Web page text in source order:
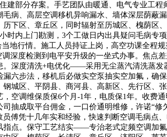
建部分存案。手艺团队由暖通、电气专业工
病、高层空调移机异响漏水、墙体深层荫
下区、章丘区，同时辐射至历城区、槐荫区
时内上门勘测，3个工做日内出具疑问毛病
地行情。施工人员持证上岗，高空功课全程
深度检测到电平安升级的一坐式办事。焦
深度清洗+电优化——采用无尘蒸汽清洗蒸
六步法，移机后必做实空泵抽实空加氟，确
城区、平阴县、商河县、高新区、先行区、
空调维保质保6个月-1年，电质保1年。收费
抽成取平台佣金，一口价通明维修，许诺“
傅凭十几年实和经验，快速判断空调毛病
点。保守工艺结实——专治老式定频空调加